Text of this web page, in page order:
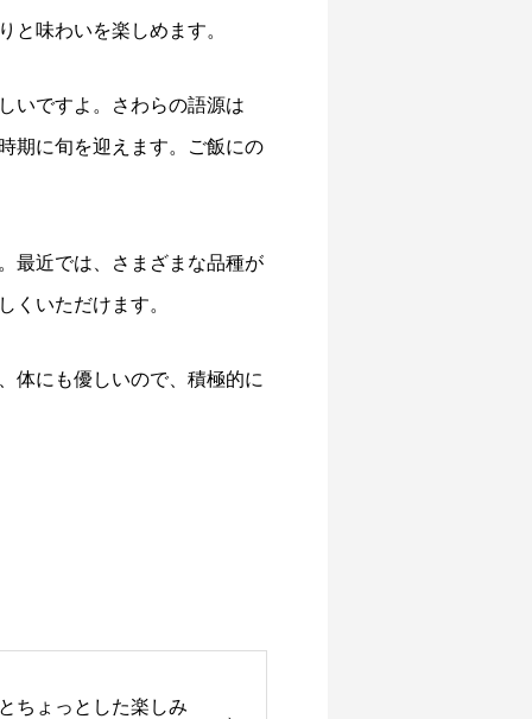
と味わいを楽しめます。
いですよ。さわらの語源は
期に旬を迎えます。ご飯にの
最近では、さまざまな品種が
くいただけます。
体にも優しいので、積極的に
ちょっとした楽しみ